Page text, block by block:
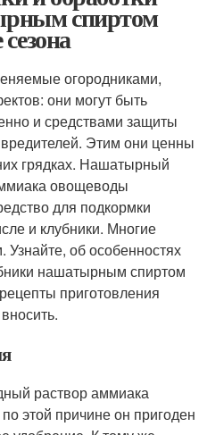
спиртом
огородниками,
они могут быть
и средствами защиты
Этим они ценны
грядках. Нашатырный
овощеводы
для подкормки
и клубники. Многие
об особенностях
нашатырным спиртом
приготовления
раствор аммиака
этой причине он пригоден